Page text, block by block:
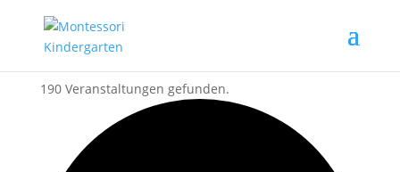
190 Veranstaltungen gefunden.